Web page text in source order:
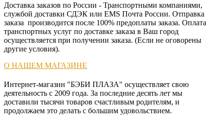
X-
Lander
Доставка заказов по России - Транспортными компаниями,
службой доставки СДЭК или EMS Почта России. Отправка
заказа производится после 100% предоплаты заказа. Оплата
транспортных услуг по доставке заказа в Ваш город
осуществляется при получении заказа. (Если не оговорены
другие условия).
О НАШЕМ МАГАЗИНЕ
Интернет-магазин "БЭБИ ПЛАЗА" осуществляет свою
деятельность с 2009 года. За последние десять лет мы
доставили тысячи товаров счастливым родителям, и
продолжаем это делать с большим удовольствием.